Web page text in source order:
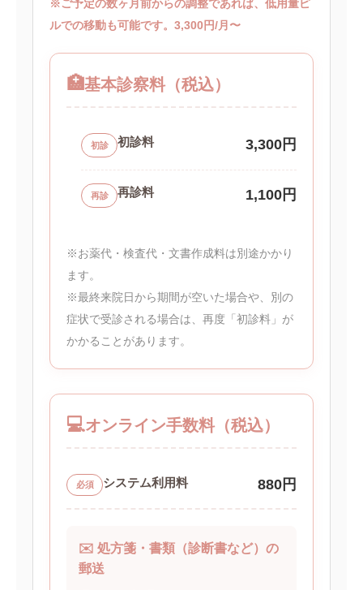
※ご予定の数ヶ月前からの調整であれば、低用量ピ
ルでの移動も可能です。3,300円/月〜
🏥基本診察料（税込）
初診 初診料 3,300円
再診 再診料 1,100円
※お薬代・検査代・文書作成料は別途かかり
ます。
※最終来院日から期間が空いた場合や、別の
症状で受診される場合は、再度「初診料」が
かかることがあります。
💻オンライン手数料（税込）
必須 システム利用料 880円
✉️ 処方箋・書類（診断書など）の
郵送